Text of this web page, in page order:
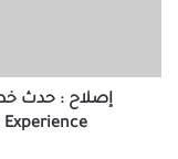
تشغيل
Experience في نظام التشغيل Windows 10